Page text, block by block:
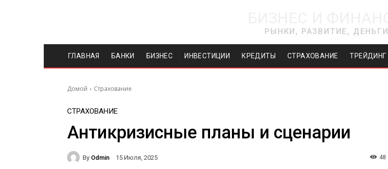
РЫНКИ, РАЗВИТИЕ, ДЕНЬГИ
ГЛАВНАЯ БАНКИ БИЗНЕС ИНВЕСТИЦИИ КРЕДИТЫ СТРАХОВАНИЕ ТРЕЙДИНГ
Домой Страхование
СТРАХОВАНИЕ
Антикризисные планы и сценарии
By Odmin 15 Июля, 2025 48